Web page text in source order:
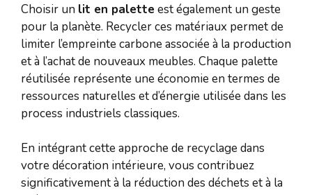
Choisir un lit en palette est également un geste
pour la planète. Recycler ces matériaux permet de
limiter l’empreinte carbone associée à la production
et à l’achat de nouveaux meubles. Chaque palette
réutilisée représente une économie en termes de
ressources naturelles et d’énergie utilisée dans les
process industriels classiques.
En intégrant cette approche de recyclage dans
votre décoration intérieure, vous contribuez
significativement à la réduction des déchets et à la